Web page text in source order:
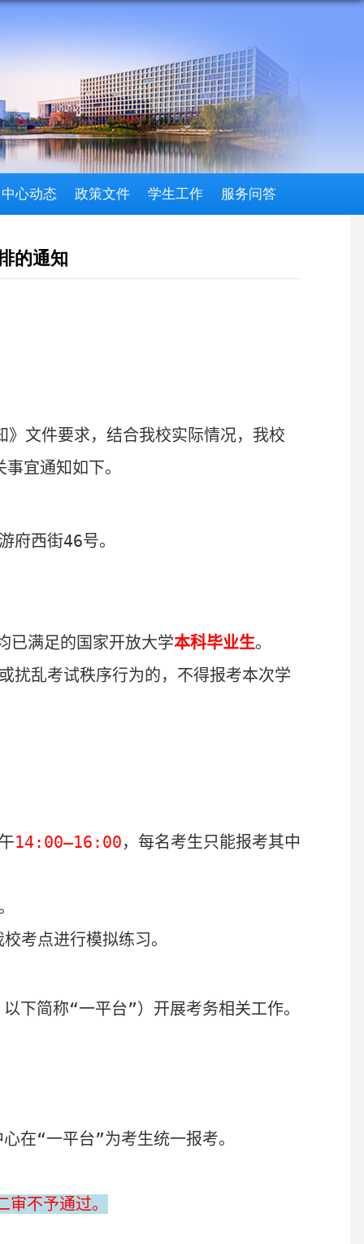
心动态 政策文件 学生工作 服务问答
的通知
》文件要求，结合我校实际情况，我校
事宜通知如下。
府西街46号。
已满足的国家开放大学本科毕业生。
扰乱考试秩序行为的，不得报考本次学
14:00—16:00，每名考生只能报考其中
考点进行模拟练习。
以下简称“一平台”）开展考务相关工作。
在“一平台”为考生统一报考。
审不予通过。